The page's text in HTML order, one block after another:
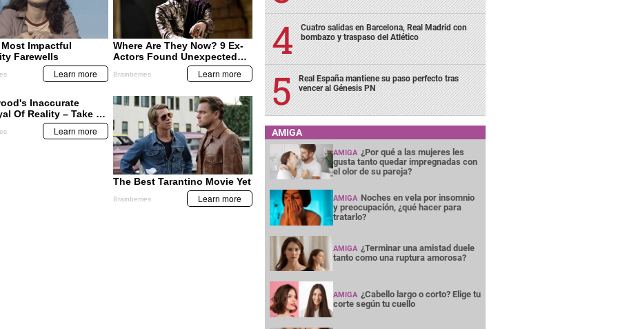
Cuatro salidas en Barcelona, Real Madrid con
bombazo y traspaso del Atlético
Real España mantiene su paso perfecto tras
vencer al Génesis PN
AMIGA
AMIGA ¿Por qué a las mujeres les
gusta tanto quedar impregnadas con
el olor de su pareja?
AMIGA Noches en vela por insomnio
y preocupación, ¿qué hacer para
tratarlo?
AMIGA ¿Terminar una amistad duele
tanto como una ruptura amorosa?
AMIGA ¿Cabello largo o corto? Elige tu
corte según tu cuello